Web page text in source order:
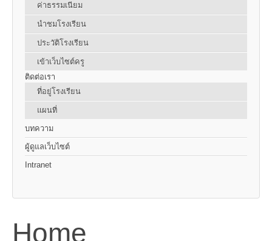
ค่าธรรมเนียม
นำชมโรงเรียน
ประวัติโรงเรียน
เข้าเว็บไซต์ครู
ติดต่อเรา
ที่อยู่โรงเรียน
แผนที่
บทความ
ผู้ดูแลเว็บไซต์
Intranet
Home